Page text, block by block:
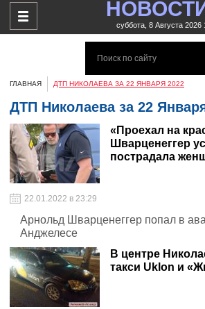
суббота, 8 Августа 2026
ГЛАВНАЯ ДТП НИКОЛАЕВА ЗА 22 ЯНВАРЯ 2022
ДТП Николаева за 22
«Проехал на
Шварценеггер
пострадала
22.01.2022 в 23:29
Арнольд Шварценеггер попал в
Анджелесе
В центре
такси Uklon и